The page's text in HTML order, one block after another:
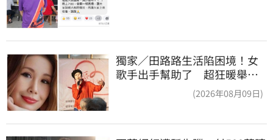
獨家／田路路生活陷困境！女
歌手出手幫助了 超狂暖舉曝
(2026年08月09日)